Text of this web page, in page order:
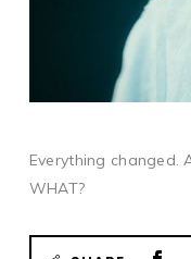
Everything changed.
WHAT?